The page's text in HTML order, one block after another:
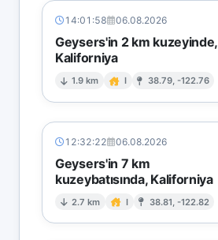
14:01:58 06.08.2026
Geysers'in 2 km kuzeyinde,
Kaliforniya
1.9 km I 38.79, -122.76
12:32:22 06.08.2026
Geysers'in 7 km
kuzeybatısında, Kaliforniya
2.7 km I 38.81, -122.82